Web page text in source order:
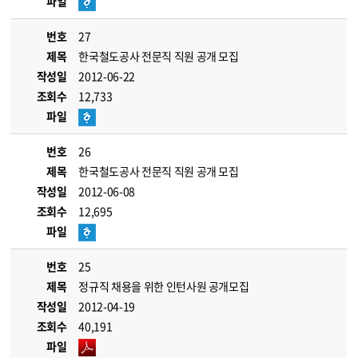
번호
27
제목
한국철도공사 전문직 직원 공개 모집
작성일
2012-06-22
조회수
12,733
파일
번호
26
제목
한국철도공사 전문직 직원 공개 모집
작성일
2012-06-08
조회수
12,695
파일
번호
25
제목
정규직 채용을 위한 인턴사원 공개모집
작성일
2012-04-19
조회수
40,191
파일